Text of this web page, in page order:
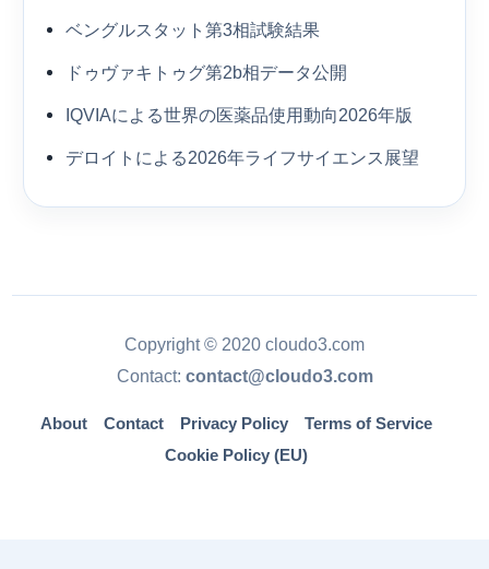
ベングルスタット第3相試験結果
ドゥヴァキトゥグ第2b相データ公開
IQVIAによる世界の医薬品使用動向2026年版
デロイトによる2026年ライフサイエンス展望
Copyright © 2020 cloudo3.com
Contact: contact@cloudo3.com
About Contact Privacy Policy
Terms of Service
Cookie Policy (EU)